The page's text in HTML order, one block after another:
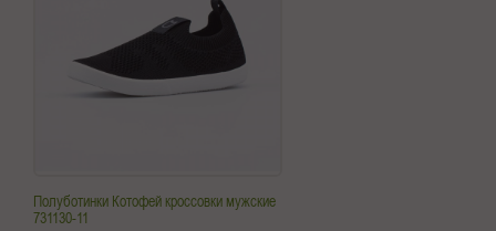
Полуботинки Котофей кроссовки мужские
731130-11